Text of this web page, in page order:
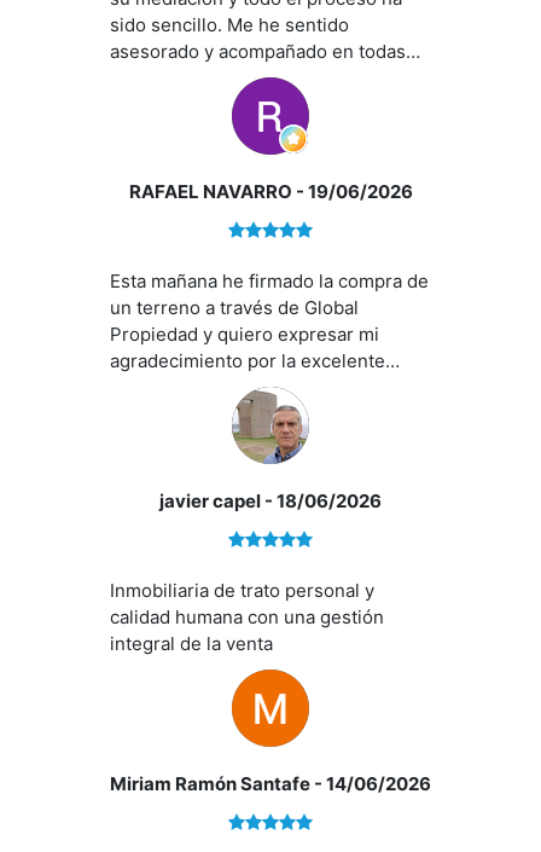
sido sencillo. Me he sentido
asesorado y acompañado en todas
las gestiones e incidencias que han
ido surgiendo. Se ocupan de todo.
Agradezco especialmente a Ana
Zamorano y también a Rafael su
amabilidad, empatía y
RAFAEL NAVARRO - 19/06/2026
Esta mañana he firmado la compra de
un terreno a través de Global
Propiedad y quiero expresar mi
agradecimiento por la excelente
atención recibida durante todo el
gracias a Ana por su profesionalidad,
cercanía y disposición para
facilitarme las cosas y resolver todas
cada momento. Además, siempre ha
intentando reducir al máximo los
gastos y haciendo que todo el
proceso fuera más beneficioso y
trato con ellos y, como en ocasiones
anteriores, he quedado plenamente
Su profesionalidad, compromiso y
atención al cliente hacen que todo
javier capel - 18/06/2026
Inmobiliaria de trato personal y
calidad humana con una gestión
integral de la venta
Miriam Ramón Santafe - 14/06/2026